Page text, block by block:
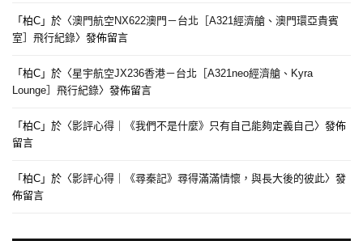
「柏C 」於〈澳門航空NX622澳門－台北［A321經濟艙、澳門環亞貴賓
室］飛行紀錄〉發佈留言
「柏C 」於〈星宇航空JX236香港－台北［A321neo經濟艙、Kyra
Lounge］飛行紀錄〉發佈留言
「柏C 」於〈影評心得｜《我們不是什麼》只有自己能夠定義自己〉發佈
留言
「柏C 」於〈影評心得｜《尋秦記》尋得滿滿情懷，與長大後的彼此〉發
佈留言